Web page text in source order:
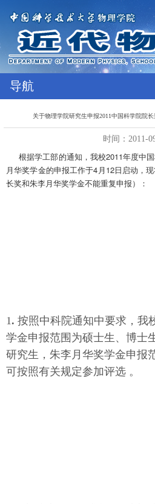
导航
关于物理学院研究生申报2011中国科学院院
时间：2011-
根据学工部的通知，我校2011年度中
月华奖学金的申报工作于4月12日启动，
长奖和朱李月华奖学金不能重复申报）：
1. 按照中科院通知中要求，我
学金申报范围为硕士生、博士
研究生，朱李月华奖学金申报
可按照有关规定参加评选 。